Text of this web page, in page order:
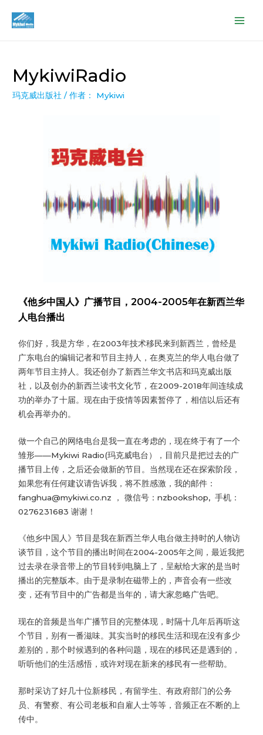
MykiwiRadio
玛克威出版社 / 作者： Mykiwi
《他乡中国人》广播节目，2004-2005年在新西兰华
人电台播出
你们好，我是方华，在2003年技术移民来到新西兰，曾经是
广东电台的编辑记者和节目主持人，在奥克兰的华人电台做了
两年节目主持人。我还创办了新西兰华文书店和玛克威出版
社，以及创办的新西兰读书文化节，在2009-2018年间连续成
功的举办了十届。现在由于疫情等因素暂停了，相信以后还有
机会再举办的。
做一个自己的网络电台是我一直在考虑的，现在终于有了一个
雏形——Mykiwi Radio(玛克威电台），目前只是把过去的广
播节目上传，之后还会做新的节目。当然现在还在探索阶段，
如果您有任何建议请告诉我，将不胜感激，我的邮件：
fanghua@mykiwi.co.nz ， 微信号：nzbookshop, 手机：
0276231683 谢谢！
《他乡中国人》节目是我在新西兰华人电台做主持时的人物访
谈节目，这个节目的播出时间在2004-2005年之间，最近我把
过去录在录音带上的节目转到电脑上了，呈献给大家的是当时
播出的完整版本。由于是录制在磁带上的，声音会有一些改
变，还有节目中的广告都是当年的，请大家忽略广告吧。
现在的音频是当年广播节目的完整体现，时隔十几年后再听这
个节目，别有一番滋味。其实当时的移民生活和现在没有多少
差别的，那个时候遇到的各种问题，现在的移民还是遇到的，
听听他们的生活感悟，或许对现在新来的移民有一些帮助。
那时采访了好几十位新移民，有留学生、有政府部门的公务
员、有警察、有公司老板和自雇人士等等，音频正在不断的上
传中。